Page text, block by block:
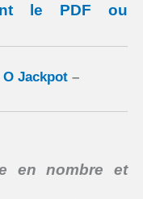
le PDF ou
O Jackpot –
en nombre et